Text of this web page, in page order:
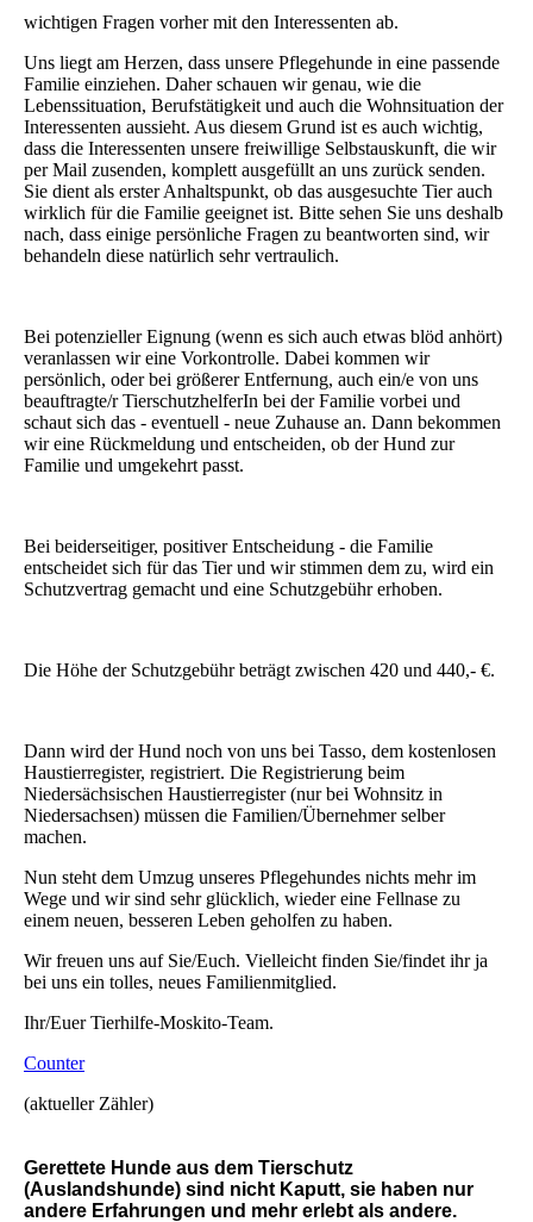
wichtigen Fragen vorher mit den Interessenten ab.
Uns liegt am Herzen, dass unsere Pflegehunde in eine passende
Familie einziehen. Daher schauen wir genau, wie die
Lebenssituation, Berufstätigkeit und auch die Wohnsituation der
Interessenten aussieht. Aus diesem Grund ist es auch wichtig,
dass die Interessenten unsere freiwillige Selbstauskunft, die wir
per Mail zusenden, komplett ausgefüllt an uns zurück senden.
Sie dient als erster Anhaltspunkt, ob das ausgesuchte Tier auch
wirklich für die Familie geeignet ist. Bitte sehen Sie uns deshalb
nach, dass einige persönliche Fragen zu beantworten sind, wir
behandeln diese natürlich sehr vertraulich.
Bei potenzieller Eignung (wenn es sich auch etwas blöd anhört)
veranlassen wir eine Vorkontrolle. Dabei kommen wir
persönlich, oder bei größerer Entfernung, auch ein/e von uns
beauftragte/r TierschutzhelferIn bei der Familie vorbei und
schaut sich das - eventuell - neue Zuhause an. Dann bekommen
wir eine Rückmeldung und entscheiden, ob der Hund zur
Familie und umgekehrt passt.
Bei beiderseitiger, positiver Entscheidung - die Familie
entscheidet sich für das Tier und wir stimmen dem zu, wird ein
Schutzvertrag gemacht und eine Schutzgebühr erhoben.
Die Höhe der Schutzgebühr beträgt zwischen 420 und 440,- €.
Dann wird der Hund noch von uns bei Tasso, dem kostenlosen
Haustierregister, registriert. Die Registrierung beim
Niedersächsischen Haustierregister (nur bei Wohnsitz in
Niedersachsen) müssen die Familien/Übernehmer selber
machen.
Nun steht dem Umzug unseres Pflegehundes nichts mehr im
Wege und wir sind sehr glücklich, wieder eine Fellnase zu
einem neuen, besseren Leben geholfen zu haben.
Wir freuen uns auf Sie/Euch. Vielleicht finden Sie/findet ihr ja
bei uns ein tolles, neues Familienmitglied.
Ihr/Euer Tierhilfe-Moskito-Team.
Counter
(aktueller Zähler)
Gerettete Hunde aus dem Tierschutz
(Auslandshunde) sind nicht Kaputt, sie haben nur
andere Erfahrungen und mehr erlebt als andere.